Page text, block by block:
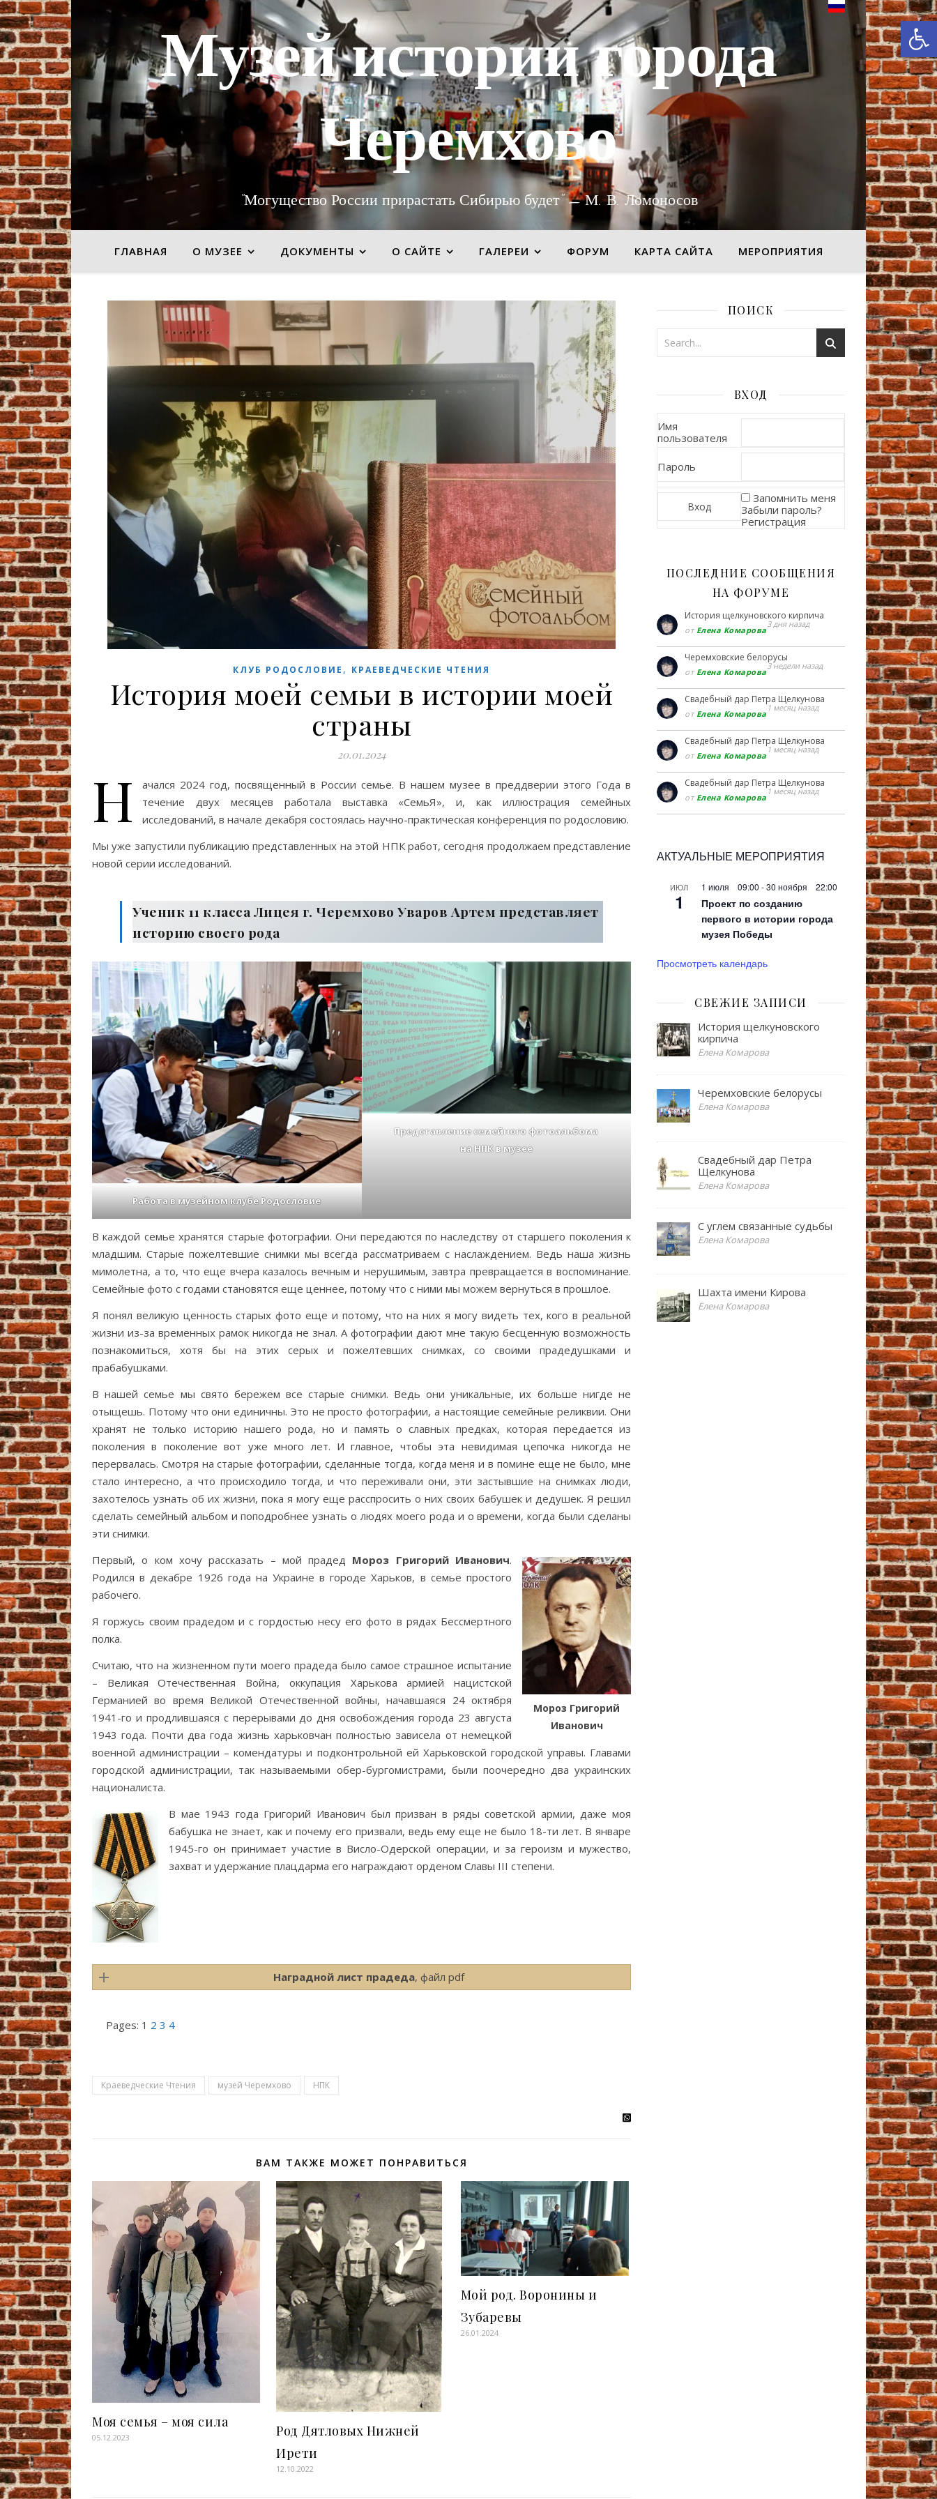
Музей истории города
Черемхово
"Могущество России прирастать Сибирью будет" — М. В. Ломоносов
ГЛАВНАЯ О МУЗЕЕ ДОКУМЕНТЫ О САЙТЕ ГАЛЕРЕИ ФОРУМ КАРТА САЙТА МЕРОПРИЯТИЯ
КЛУБ РОДОСЛОВИЕ , КРАЕВЕДЧЕСКИЕ ЧТЕНИЯ
История моей семьи в истории моей
страны
20.01.2024
Н
ачался 2024 год, посвященный в России семье. В нашем музее в преддверии этого Года в
течение двух месяцев работала выставка «СемьЯ», и, как иллюстрация семейных
исследований, в начале декабря состоялась научно-практическая конференция по родословию.
Мы уже запустили публикацию представленных на этой НПК работ, сегодня продолжаем представление
новой серии исследований.
Ученик 11 класса Лицея г. Черемхово Уваров Артем представляет
историю своего рода
Работа в музейном клубе Родословие
Представление семейного фотоальбома
на НПК в музее
В каждой семье хранятся старые фотографии. Они передаются по наследству от старшего поколения к
младшим. Старые пожелтевшие снимки мы всегда рассматриваем с наслаждением. Ведь наша жизнь
мимолетна, а то, что еще вчера казалось вечным и нерушимым, завтра превращается в воспоминание.
Семейные фото с годами становятся еще ценнее, потому что с ними мы можем вернуться в прошлое.
Я понял великую ценность старых фото еще и потому, что на них я могу видеть тех, кого в реальной
жизни из-за временных рамок никогда не знал. А фотографии дают мне такую бесценную возможность
познакомиться, хотя бы на этих серых и пожелтевших снимках, со своими прадедушками и
прабабушками.
В нашей семье мы свято бережем все старые снимки. Ведь они уникальные, их больше нигде не
отыщешь. Потому что они единичны. Это не просто фотографии, а настоящие семейные реликвии. Они
хранят не только историю нашего рода, но и память о славных предках, которая передается из
поколения в поколение вот уже много лет. И главное, чтобы эта невидимая цепочка никогда не
перервалась. Смотря на старые фотографии, сделанные тогда, когда меня и в помине еще не было, мне
стало интересно, а что происходило тогда, и что переживали они, эти застывшие на снимках люди,
захотелось узнать об их жизни, пока я могу еще расспросить о них своих бабушек и дедушек. Я решил
сделать семейный альбом и поподробнее узнать о людях моего рода и о времени, когда были сделаны
эти снимки.
Мороз Григорий
Иванович
Первый, о ком хочу рассказать – мой прадед Мороз Григорий Иванович.
Родился в декабре 1926 года на Украине в городе Харьков, в семье простого
рабочего.
Я горжусь своим прадедом и с гордостью несу его фото в рядах Бессмертного
полка.
Считаю, что на жизненном пути моего прадеда было самое страшное испытание
– Великая Отечественная Война, оккупация Харькова армией нацистской
Германией во время Великой Отечественной войны, начавшаяся 24 октября
1941-го и продлившаяся с перерывами до дня освобождения города 23 августа
1943 года. Почти два года жизнь харьковчан полностью зависела от немецкой
военной администрации – комендатуры и подконтрольной ей Харьковской городской управы. Главами
городской администрации, так называемыми обер-бургомистрами, были поочередно два украинских
националиста.
В мае 1943 года Григорий Иванович был призван в ряды советской армии, даже моя
бабушка не знает, как и почему его призвали, ведь ему еще не было 18-ти лет. В январе
1945-го он принимает участие в Висло-Одерской операции, и за героизм и мужество,
захват и удержание плацдарма его награждают орденом Славы III степени.
Наградной лист прадеда, файл pdf
Pages: 1 2 3 4
Краеведческие Чтения музей Черемхово НПК
ВАМ ТАКЖЕ МОЖЕТ ПОНРАВИТЬСЯ
Моя семья – моя сила
05.12.2023
Род Дятловых Нижней
Ирети
12.10.2022
Мой род. Воронины и
Зубаревы
26.01.2024
ПОИСК
ВХОД
Имя
пользователя
Пароль
Запомнить меня
Забыли пароль?
Регистрация
ПОСЛЕДНИЕ СООБЩЕНИЯ
НА ФОРУМЕ
История щелкуновского кирпича
от Елена Комарова
3 дня назад
Черемховские белорусы
от Елена Комарова
3 недели назад
Свадебный дар Петра Щелкунова
от Елена Комарова
1 месяц назад
Свадебный дар Петра Щелкунова
от Елена Комарова
1 месяц назад
Свадебный дар Петра Щелкунова
от Елена Комарова
1 месяц назад
АКТУАЛЬНЫЕ МЕРОПРИЯТИЯ
ИЮЛ
1
1 июля 09:00 -30 ноября 22:00
Проект по созданию
первого в истории города
музея Победы
Просмотреть календарь
СВЕЖИЕ ЗАПИСИ
История щелкуновского
кирпича
Елена Комарова
Черемховские белорусы
Елена Комарова
Свадебный дар Петра
Щелкунова
Елена Комарова
С углем связанные судьбы
Елена Комарова
Шахта имени Кирова
Елена Комарова